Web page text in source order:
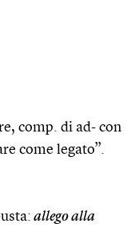
comp. di ad- con
come legato”.
allego alla